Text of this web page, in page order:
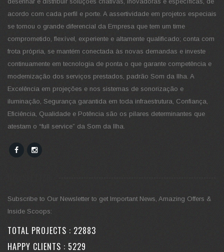
acordo com cada perfil e porte. A assertividade em projetos especiais
se tornou o grande diferencial da Empresa que tem um time
comprometido, flexível, experiente e altamente qualificado; conta com
frota própria, se mantém conectada às novas demandas e investe
continuamente em tecnologia de ponta o que garante competência e
modernização dos serviços prestados, padrão Som da Ilha. A
Excelência em projeções e nos sistemas de sonorização e
iluminação, Segurança garantida em toda infraestrutura, Confiança,
Eficiência, Qualidade e Potência são os pilares determinantes que
atestam o “full service” da Som da Ilha.
Subscribe to Our Newsletter to get Important News, Amazing Offers &
Inside Scoops:
TOTAL PROJECTS : 27630
HAPPY CLIENTS : 6312